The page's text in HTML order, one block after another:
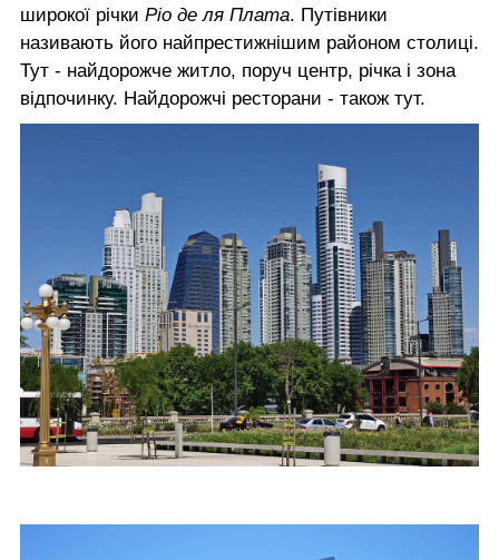
широкої річки Ріо де ля Плата. Путівники
називають його найпрестижнішим районом столиці.
Тут - найдорожче житло, поруч центр, річка і зона
відпочинку. Найдорожчі ресторани - також тут.